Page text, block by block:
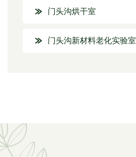
门头沟烘干室
门头沟新材料老化实验室